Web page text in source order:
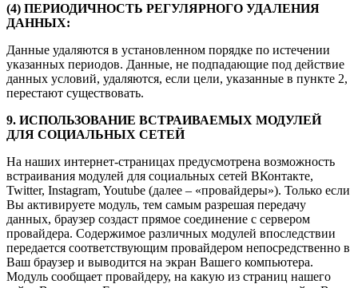
(4) ПЕРИОДИЧНОСТЬ РЕГУЛЯРНОГО УДАЛЕНИЯ
ДАННЫХ:
Данные удаляются в установленном порядке по истечении
указанных периодов. Данные, не подпадающие под действие
данных условий, удаляются, если цели, указанные в пункте 2,
перестают существовать.
9. ИСПОЛЬЗОВАНИЕ ВСТРАИВАЕМЫХ МОДУЛЕЙ
ДЛЯ СОЦИАЛЬНЫХ СЕТЕЙ
На наших интернет-страницах предусмотрена возможность
встраивания модулей для социальных сетей ВКонтакте,
Twitter, Instagram, Youtube (далее – «провайдеры»). Только если
Вы активируете модуль, тем самым разрешая передачу
данных, браузер создаст прямое соединение с сервером
провайдера. Содержимое различных модулей впоследствии
передается соответствующим провайдером непосредственно в
Ваш браузер и выводится на экран Вашего компьютера.
Модуль сообщает провайдеру, на какую из страниц нашего